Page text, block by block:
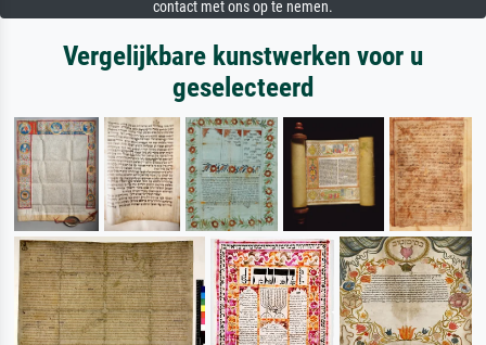
contact met ons op te nemen.
Vergelijkbare kunstwerken voor u
geselecteerd